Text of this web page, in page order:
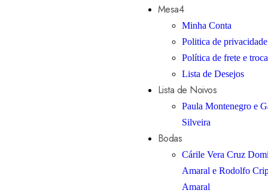
Mesa4
Minha Conta
Politica de privacidade
Política de frete e
Lista de Desejos
Lista de Noivos
Paula Montenegro e
Silveira
Bodas
Cárile Vera Cruz
Amaral e Rodolfo
Amaral